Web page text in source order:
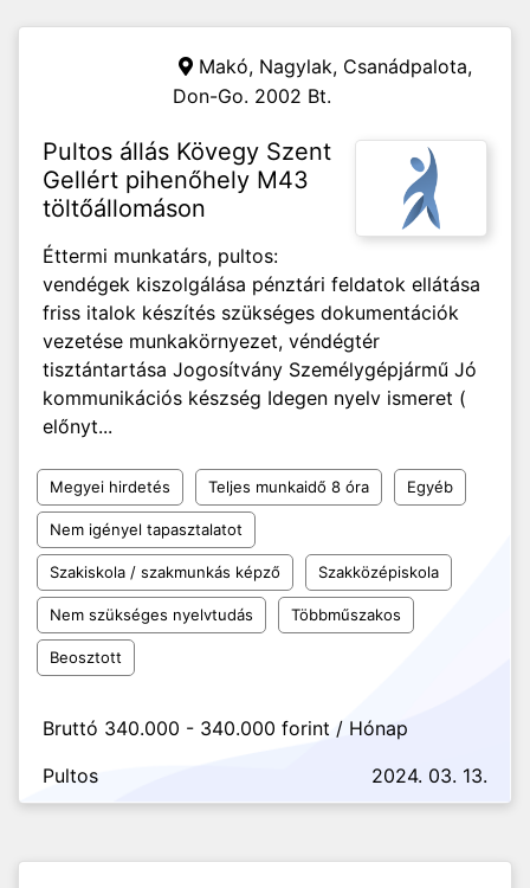
Makó, Nagylak, Csanádpalota,
Don-Go. 2002 Bt.
Pultos állás Kövegy Szent
Gellért pihenőhely M43
töltőállomáson
Éttermi munkatárs, pultos:
vendégek kiszolgálása pénztári feldatok ellátása
friss italok készítés szükséges dokumentációk
vezetése munkakörnyezet, véndégtér
tisztántartása Jogosítvány Személygépjármű Jó
kommunikációs készség Idegen nyelv ismeret (
előnyt...
Megyei hirdetés Teljes munkaidő 8 óra Egyéb
Nem igényel tapasztalatot
Szakiskola / szakmunkás képző Szakközépiskola
Nem szükséges nyelvtudás Többműszakos
Beosztott
Bruttó 340.000 - 340.000 forint / Hónap
Pultos
2024. 03. 13.